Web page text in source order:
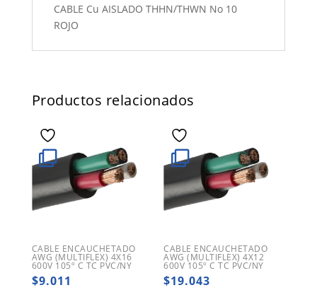
CABLE Cu AISLADO THHN/THWN No 10
ROJO
Productos relacionados
CABLE ENCAUCHETADO
AWG (MULTIFLEX) 4X16
600V 105º C TC PVC/NY
$9.011
CABLE ENCAUCHETADO
AWG (MULTIFLEX) 4X12
600V 105º C TC PVC/NY
$19.043